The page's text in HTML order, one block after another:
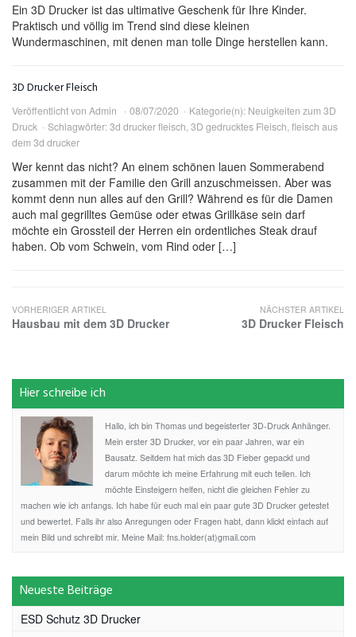
Ein 3D Drucker ist das ultimative Geschenk für Ihre Kinder.
Praktisch und völlig im Trend sind diese kleinen
Wundermaschinen, mit denen man tolle Dinge herstellen kann.
3D Drucker Fleisch
Veröffentlicht von Admin 08/07/2020 Kategorie(n): Neuigkeiten zum 3D
Druck
Schlagwörter:3d drucker fleisch, 3D gedrucktes Fleisch, fleisch aus
dem 3d drucker
Wer kennt das nicht? An einem schönen lauen Sommerabend
zusammen mit der Familie den Grill anzuschmeissen. Aber was
kommt denn nun alles auf den Grill? Während es für die Damen
auch mal gegrilltes Gemüse oder etwas Grillkäse sein darf
möchte ein Grossteil der Herren ein ordentliches Steak drauf
haben. Ob vom Schwein, vom Rind oder […]
VORHERIGER ARTIKEL
Hausbau mit dem 3D Drucker
NÄCHSTER ARTIKEL
3D Drucker Fleisch
Hier schreibe ich
Hallo, ich bin Thomas und begeisterter 3D-Druck Anhänger.
Mein erster 3D Drucker, vor ein paar Jahren, war ein
Bausatz. Seitdem hat mich das 3D Fieber gepackt und
darum möchte ich meine Erfahrung mit euch teilen. Ich
möchte Einsteigern helfen, nicht die gleichen Fehler zu
machen wie ich anfangs. Ich habe für euch mal ein paar gute 3D Drucker getestet
und bewertet. Falls ihr also Anregungen oder Fragen habt, dann klickt einfach auf
mein Bild und schreibt mir. Meine Mail: fns.holder(at)gmail.com
Neueste Beiträge
ESD Schutz 3D Drucker